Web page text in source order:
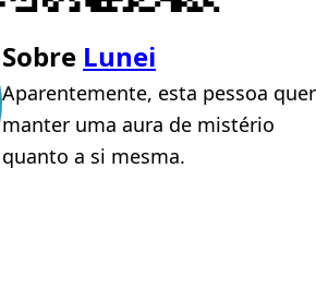
Sobre Lunei
Aparentemente, esta pessoa quer
manter uma aura de mistério
quanto a si mesma.